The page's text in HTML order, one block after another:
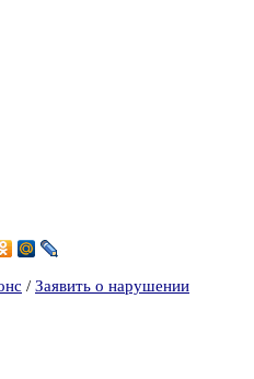
/ Заявить о нарушении